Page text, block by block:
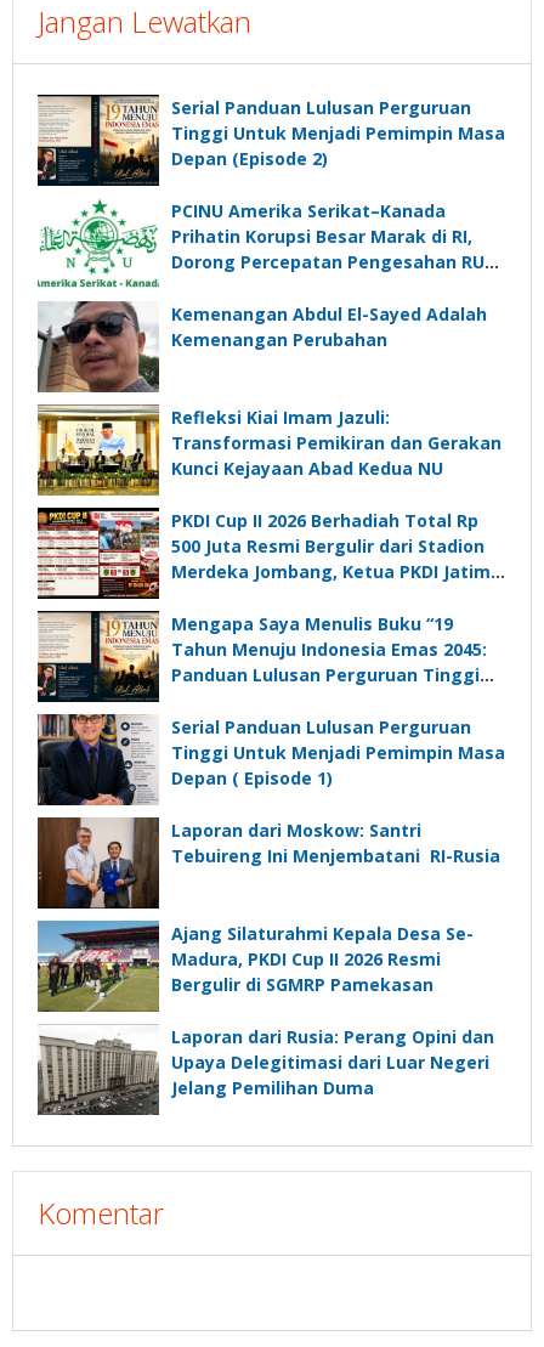
Jangan Lewatkan
Serial Panduan Lulusan Perguruan
Tinggi Untuk Menjadi Pemimpin Masa
Depan (Episode 2)
PCINU Amerika Serikat–Kanada
Prihatin Korupsi Besar Marak di RI,
Dorong Percepatan Pengesahan RUU
Kemenangan Abdul El-Sayed Adalah
Kemenangan Perubahan
Refleksi Kiai Imam Jazuli:
Transformasi Pemikiran dan Gerakan
Kunci Kejayaan Abad Kedua NU
PKDI Cup II 2026 Berhadiah Total Rp
500 Juta Resmi Bergulir dari Stadion
Merdeka Jombang, Ketua PKDI Jatim:
Komunikasi Kades untuk Memajukan
Desa
Mengapa Saya Menulis Buku “19
Tahun Menuju Indonesia Emas 2045:
Panduan Lulusan Perguruan Tinggi
Depan”?
Serial Panduan Lulusan Perguruan
Tinggi Untuk Menjadi Pemimpin Masa
Depan ( Episode 1)
Laporan dari Moskow: Santri
Tebuireng Ini Menjembatani RI-Rusia
Ajang Silaturahmi Kepala Desa Se-
Madura, PKDI Cup II 2026 Resmi
Bergulir di SGMRP Pamekasan
Laporan dari Rusia: Perang Opini dan
Upaya Delegitimasi dari Luar Negeri
Jelang Pemilihan Duma
Komentar